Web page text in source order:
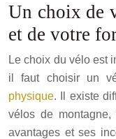
Un choix de
et de votre
Le choix du vélo est
il faut choisir un
physique. Il existe
vélos de
avantages et ses